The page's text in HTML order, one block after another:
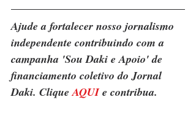
Ajude a fortalecer nosso jornalismo
independente contribuindo com a
campanha 'Sou Daki e Apoio' de
financiamento coletivo do Jornal
Daki. Clique AQUI e contribua.